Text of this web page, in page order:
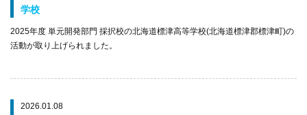
学校
2025年度 単元開発部門 採択校の北海道標津高等学校(北海道標津郡標津町)の
活動が取り上げられました。
2026.01.08